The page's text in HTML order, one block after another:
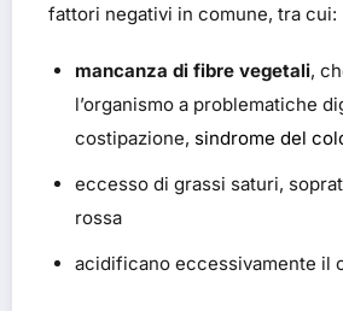
fattori negativi in comune, tra cui:
mancanza di fibre vegetali,
l’organismo a problematiche
costipazione, sindrome del
eccesso di grassi saturi,
rossa
acidificano eccessivamente il